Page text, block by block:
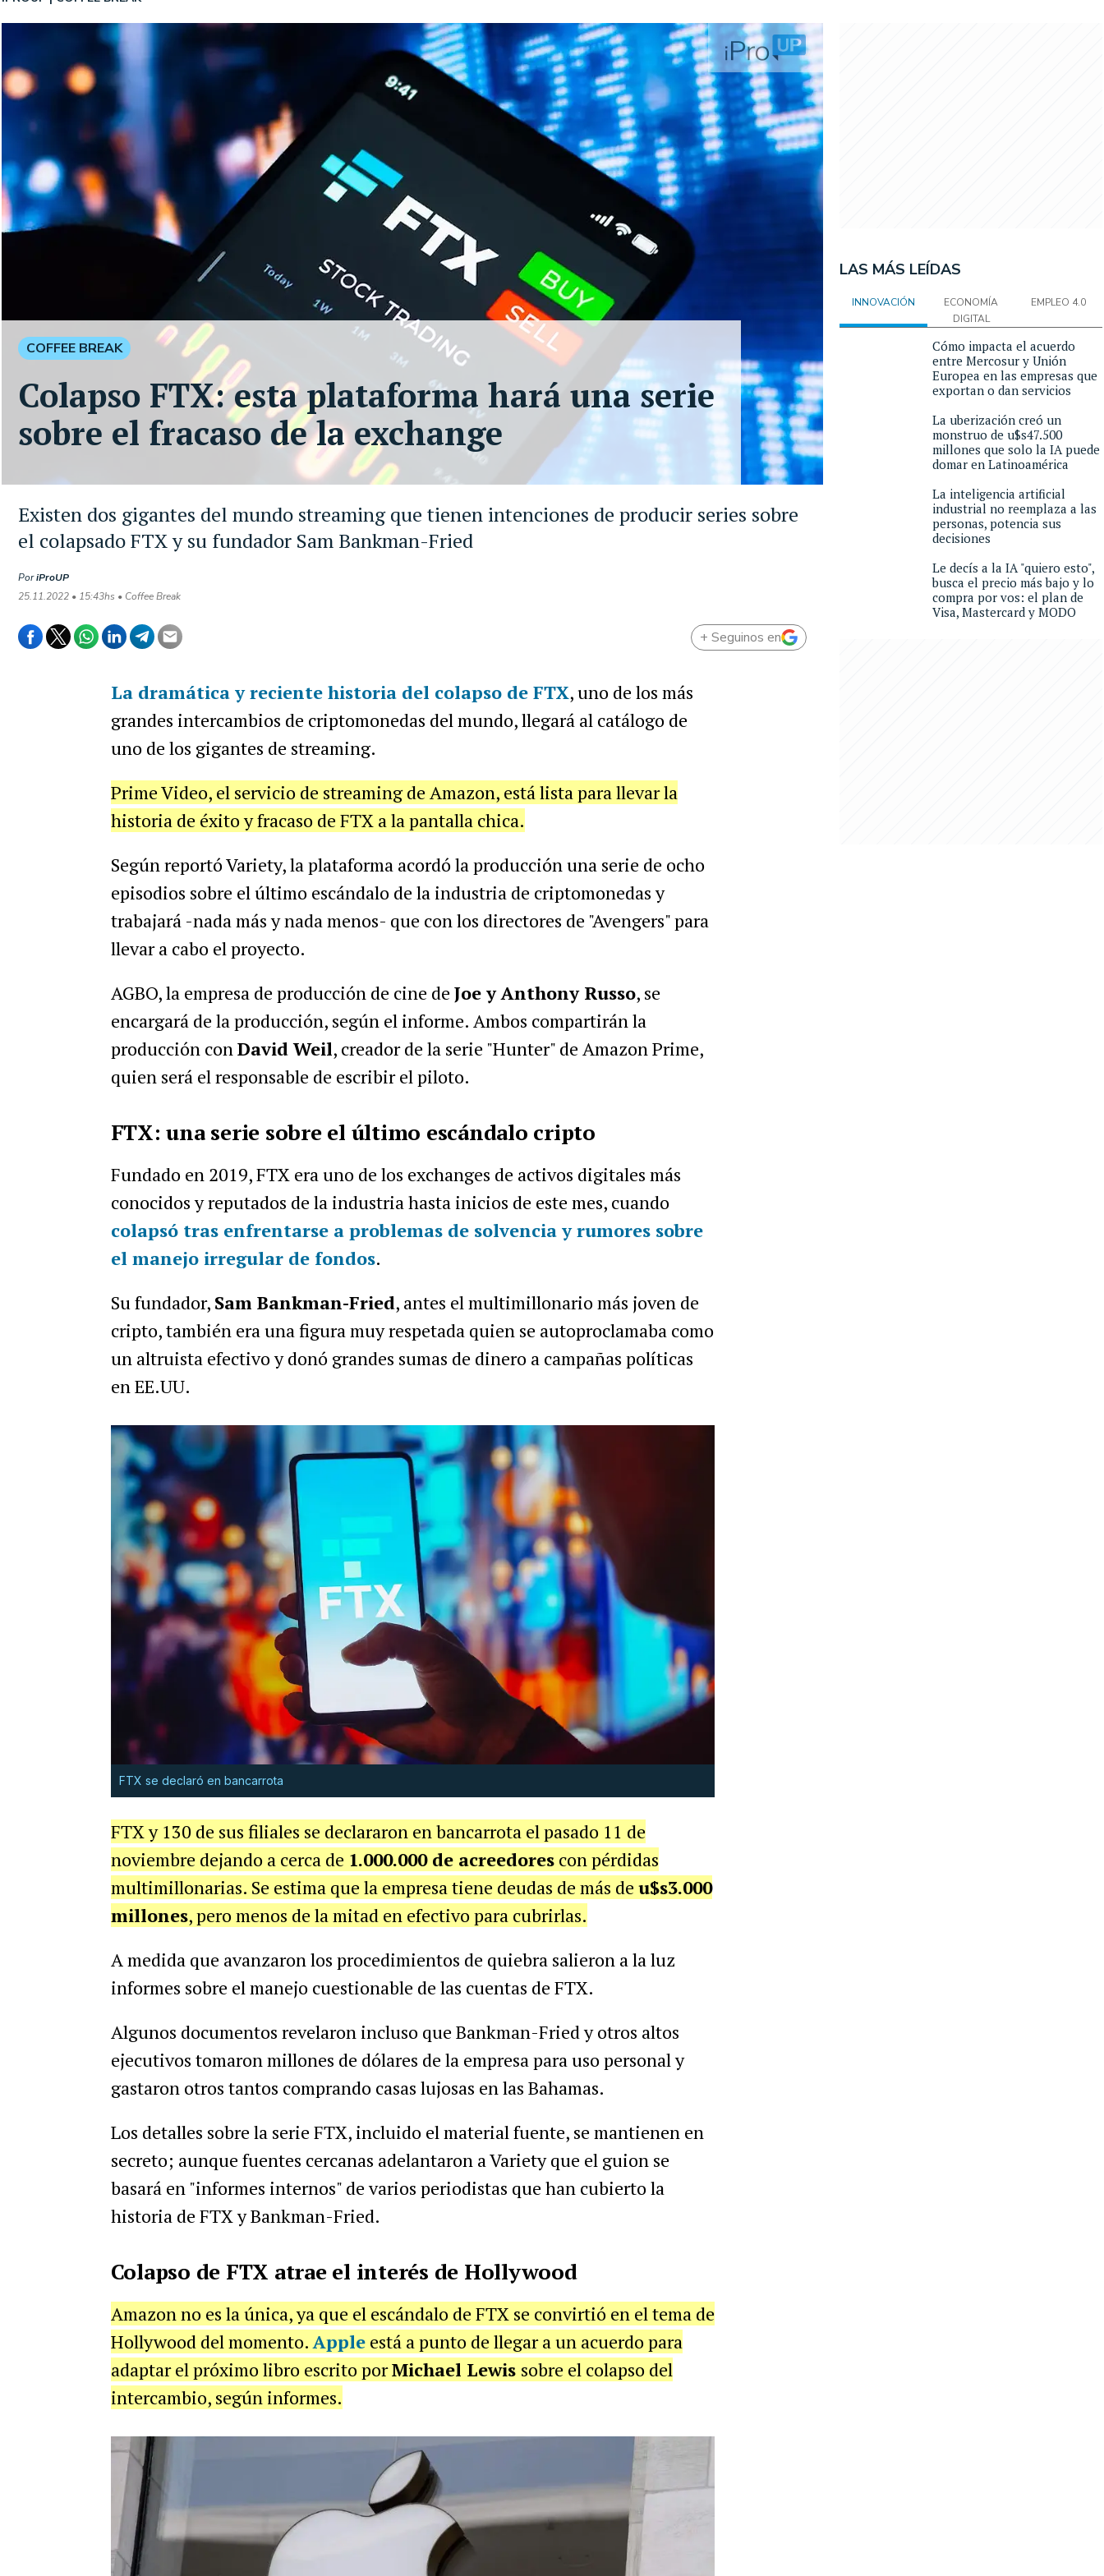
Existen dos gigantes del mundo streaming que tienen intenciones de producir series sobre
el colapsado FTX y su fundador Sam Bankman-Fried
PoriProUP
25.11.2022 • 15:43hs • Coffee Break
COFFEE BREAK
Colapso FTX: esta plataforma hará una serie
sobre el fracaso de la exchange
+ Seguinos en
La dramática y reciente historia del colapso de FTX, uno de los más
grandes intercambios de criptomonedas del mundo, llegará al catálogo de
uno de los gigantes de streaming.
Prime Video, el servicio de streaming de Amazon, está lista para llevar la
historia de éxito y fracaso de FTX a la pantalla chica.
Según reportó Variety, la plataforma acordó la producción una serie de ocho
episodios sobre el último escándalo de la industria de criptomonedas y
trabajará -nada más y nada menos- que con los directores de "Avengers" para
llevar a cabo el proyecto.
AGBO, la empresa de producción de cine de Joe y Anthony Russo, se
encargará de la producción, según el informe. Ambos compartirán la
producción conDavid Weil, creador de la serie "Hunter" de Amazon Prime,
quien será el responsable de escribir el piloto.
FTX: una serie sobre el último escándalo cripto
Fundado en 2019, FTX era uno de los exchanges de activos digitales más
conocidos y reputados de la industria hasta inicios de este mes, cuando
colapsó tras enfrentarse a problemas de solvencia y rumores sobre
el manejo irregular de fondos.
Su fundador, Sam Bankman-Fried, antes el multimillonario más joven de
cripto, también era una figura muy respetada quien se autoproclamaba como
un altruista efectivo y donó grandes sumas de dinero a campañas políticas
en EE.UU.
FTX se declaró en bancarrota
FTX y 130 de sus filiales se declararon en bancarrota el pasado 11 de
noviembre dejando a cerca de 1.000.000 de acreedorescon pérdidas
multimillonarias. Se estima que la empresa tiene deudas de más de u$s3.000
millones, pero menos de la mitad en efectivo para cubrirlas.
A medida que avanzaron los procedimientos de quiebra salieron a la luz
informes sobre el manejo cuestionable de las cuentas de FTX.
Algunos documentos revelaron incluso que Bankman-Fried y otros altos
ejecutivos tomaron millones de dólares de la empresa para uso personal y
gastaron otros tantos comprando casas lujosas en las Bahamas.
Los detalles sobre la serie FTX, incluido el material fuente, se mantienen en
secreto; aunque fuentes cercanas adelantaron a Variety que el guion se
basará en "informes internos" de varios periodistas que han cubierto la
historia de FTX y Bankman-Fried.
Colapso de FTX atrae el interés de Hollywood
Amazon no es la única, ya que el escándalo de FTX se convirtió en el tema de
Hollywood del momento.Appleestá a punto de llegar a un acuerdo para
adaptar el próximo libro escrito porMichael Lewis sobre el colapso del
intercambio, según informes.
LAS MÁS LEÍDAS
INNOVACIÓN
ECONOMÍA
DIGITAL
EMPLEO 4.0
Cómo impacta el acuerdo
entre Mercosur y Unión
Europea en las empresas que
exportan o dan servicios
La uberización creó un
monstruo de u$s47.500
millones que solo la IA puede
domar en Latinoamérica
La inteligencia artificial
industrial no reemplaza a las
personas, potencia sus
decisiones
Le decís a la IA "quiero esto",
busca el precio más bajo y lo
compra por vos: el plan de
Visa, Mastercard y MODO